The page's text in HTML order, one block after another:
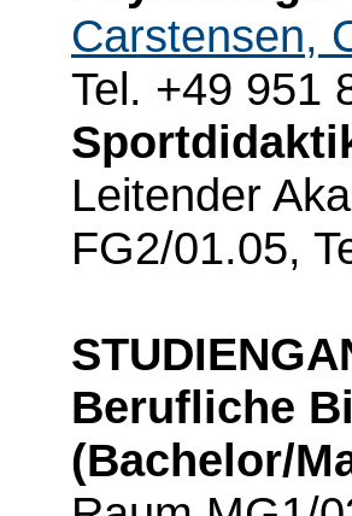
Carstensen,
Tel. +49 951
Leitender
FG2/01.05,
Berufliche
(Bachelor/